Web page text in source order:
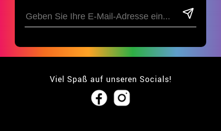
Viel Spaß auf unseren Socials!